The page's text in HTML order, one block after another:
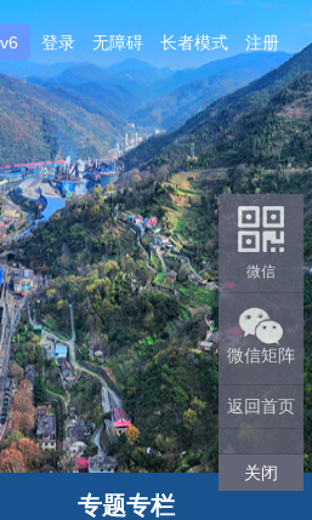
登录 无障碍 长者模式 注册
专题专栏
微信
微信矩阵
返回首页
关闭